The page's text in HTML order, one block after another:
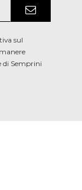
sul
di Semprini